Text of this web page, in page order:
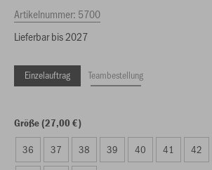
Artikelnummer: 5700
Lieferbar bis 2027
Einzelauftrag Teambestellung
Größe (27,00 €)
36 37 38 39 40 41 42